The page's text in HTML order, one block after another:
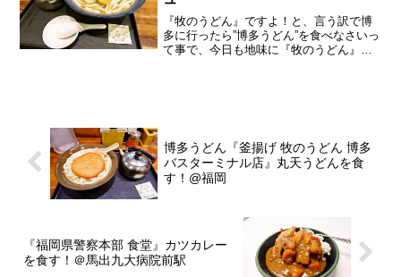
『牧のうどん』ですよ！と、言う訳で博
多に行ったら”博多うどん”を食べなさいっ
て事で、今日も地味に『牧のうどん』を
博多うどん『釜揚げ 牧のうどん 博多
バスターミナル店』丸天うどんを食
す！@福岡
『福岡県警察本部 食堂』カツカレー
を食す！＠馬出九大病院前駅